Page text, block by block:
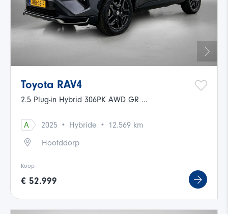
Toyota RAV4
2.5 Plug-in Hybrid 306PK AWD GR ...
A 2025 · Hybride ·
12.569 km
Hoofddorp
Koop
€ 52.999